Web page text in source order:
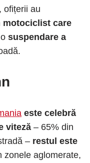
ofițerii au
motociclist care
suspendare a
este celebră
viteză – 65% din
– restul este
zonele aglomerate,